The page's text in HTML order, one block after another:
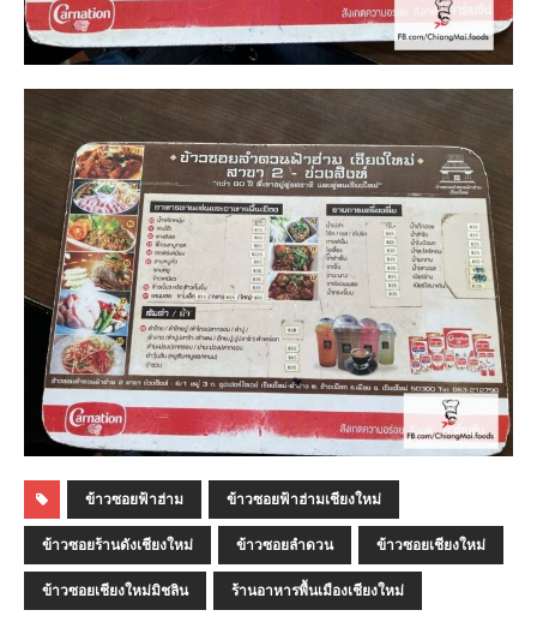
ข้าวซอยฟ้าฮ่าม ข้าวซอยฟ้าฮ่ามเชียงใหม่
ข้าวซอยร้านดังเชียงใหม่ ข้าวซอยลำดวน ข้าวซอยเชียงใหม่
ข้าวซอยเชียงใหม่มิชลิน ร้านอาหารพื้นเมืองเชียงใหม่